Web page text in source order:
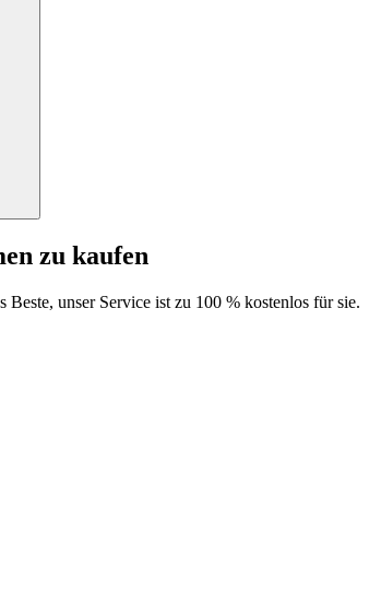
zu kaufen
unser Service ist zu 100 % kostenlos für sie.